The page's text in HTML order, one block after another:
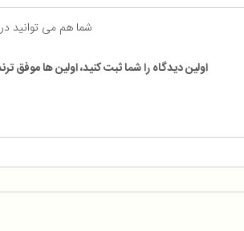
شما هم می توانید
اولین دیدگاه را شما ثبت کنید، اولین ها موفق